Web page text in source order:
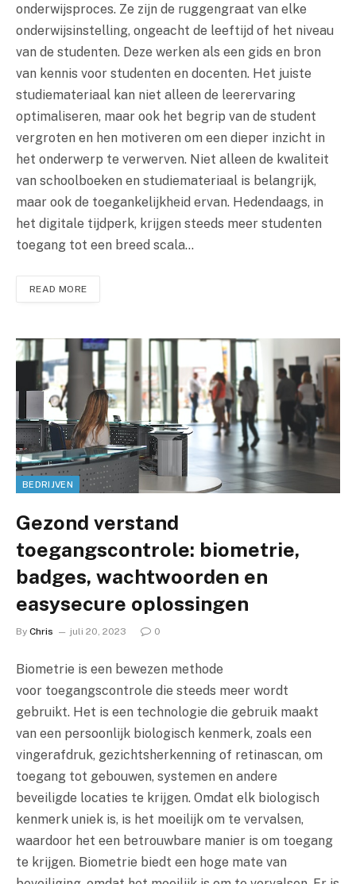
onderwijsproces. Ze zijn de ruggengraat van elke
onderwijsinstelling, ongeacht de leeftijd of het niveau
van de studenten. Deze werken als een gids en bron
van kennis voor studenten en docenten. Het juiste
studiemateriaal kan niet alleen de leerervaring
optimaliseren, maar ook het begrip van de student
vergroten en hen motiveren om een dieper inzicht in
het onderwerp te verwerven. Niet alleen de kwaliteit
van schoolboeken en studiemateriaal is belangrijk,
maar ook de toegankelijkheid ervan. Hedendaags, in
het digitale tijdperk, krijgen steeds meer studenten
toegang tot een breed scala…
READ MORE
BEDRIJVEN
Gezond verstand
toegangscontrole: biometrie,
badges, wachtwoorden en
easysecure oplossingen
By Chris juli 20, 2023 0
Biometrie is een bewezen methode
voor toegangscontrole die steeds meer wordt
gebruikt. Het is een technologie die gebruik maakt
van een persoonlijk biologisch kenmerk, zoals een
vingerafdruk, gezichtsherkenning of retinascan, om
toegang tot gebouwen, systemen en andere
beveiligde locaties te krijgen. Omdat elk biologisch
kenmerk uniek is, is het moeilijk om te vervalsen,
waardoor het een betrouwbare manier is om toegang
te krijgen. Biometrie biedt een hoge mate van